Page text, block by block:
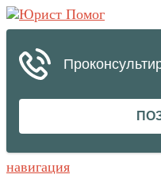
навигация